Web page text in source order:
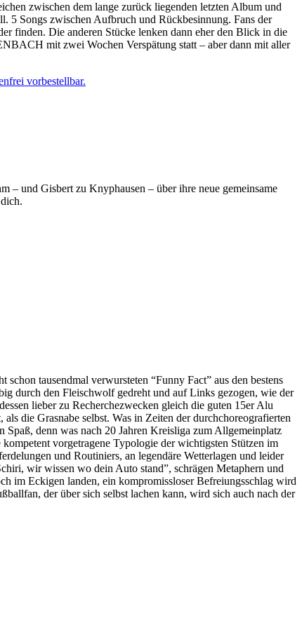
zwischen dem lange zurück liegenden letzten Album und
5 Songs zwischen Aufbruch und Rückbesinnung. Fans der
finden. Die anderen Stücke lenken dann eher den Blick in die
mit zwei Wochen Verspätung statt – aber dann mit aller
vorbestellbar.
– und Gisbert zu Knyphausen – über ihre neue gemeinsame
tausendmal verwursteten “Funny Fact” aus den bestens
durch den Fleischwolf gedreht und auf Links gezogen, wie der
lieber zu Recherchezwecken gleich die guten 15er Alu
die Grasnabe selbst. Was in Zeiten der durchchoreografierten
denn was nach 20 Jahren Kreisliga zum Allgemeinplatz
vorgetragene Typologie der wichtigsten Stützen im
und Routiniers, an legendäre Wetterlagen und leider
wir wissen wo dein Auto stand”, schrägen Metaphern und
im Eckigen landen, ein kompromissloser Befreiungsschlag wird
der über sich selbst lachen kann, wird sich auch nach der